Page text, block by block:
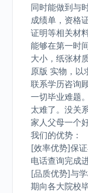
同时能做到与
成绩单，资格
证明等相关材
能够在第一时
大小，纸张材
原版 实物，以
联系学历咨询
一切毕业难题
太难了。没关
家人父母一个
我们的优势：
[效率优势]保
电话查询完成进
[品质优势]与
期向各大院校